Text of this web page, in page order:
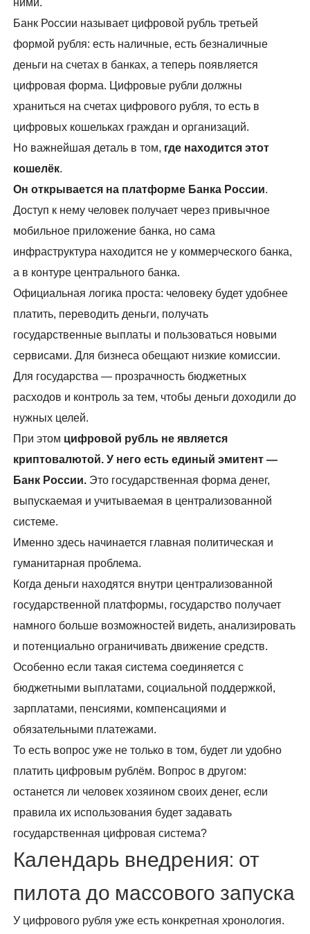
Банк России называет цифровой рубль третьей
формой рубля: есть наличные, есть безналичные
деньги на счетах в банках, а теперь появляется
цифровая форма. Цифровые рубли должны
храниться на счетах цифрового рубля, то есть в
цифровых кошельках граждан и организаций.
Но важнейшая деталь в том, где находится этот
кошелёк.
Он открывается на платформе Банка России.
Доступ к нему человек получает через привычное
мобильное приложение банка, но сама
инфраструктура находится не у коммерческого банка,
а в контуре центрального банка.
Официальная логика проста: человеку будет удобнее
платить, переводить деньги, получать
государственные выплаты и пользоваться новыми
сервисами. Для бизнеса обещают низкие комиссии.
Для государства — прозрачность бюджетных
расходов и контроль за тем, чтобы деньги доходили до
нужных целей.
При этом цифровой рубль не является
криптовалютой. У него есть единый эмитент —
Банк России. Это государственная форма денег,
выпускаемая и учитываемая в централизованной
системе.
Именно здесь начинается главная политическая и
гуманитарная проблема.
Когда деньги находятся внутри централизованной
государственной платформы, государство получает
намного больше возможностей видеть, анализировать
и потенциально ограничивать движение средств.
Особенно если такая система соединяется с
бюджетными выплатами, социальной поддержкой,
зарплатами, пенсиями, компенсациями и
обязательными платежами.
То есть вопрос уже не только в том, будет ли удобно
платить цифровым рублём. Вопрос в другом:
останется ли человек хозяином своих денег, если
правила их использования будет задавать
государственная цифровая система?
Календарь внедрения: от
пилота до массового запуска
У цифрового рубля уже есть конкретная хронология.